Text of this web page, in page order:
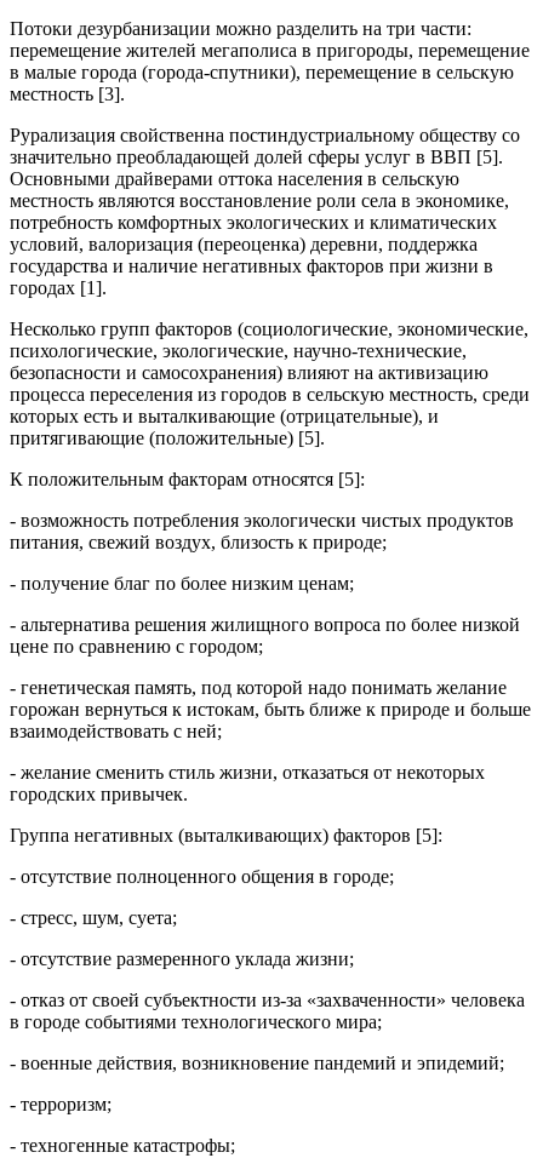
Потоки дезурбанизации можно разделить на три части:
перемещение жителей мегаполиса в пригороды, перемещение
в малые города (города-спутники), перемещение в сельскую
местность [3].
Рурализация свойственна постиндустриальному обществу со
значительно преобладающей долей сферы услуг в ВВП [5].
Основными драйверами оттока населения в сельскую
местность являются восстановление роли села в экономике,
потребность комфортных экологических и климатических
условий, валоризация (переоценка) деревни, поддержка
государства и наличие негативных факторов при жизни в
городах [1].
Несколько групп факторов (социологические, экономические,
психологические, экологические, научно-технические,
безопасности и самосохранения) влияют на активизацию
процесса переселения из городов в сельскую местность, среди
которых есть и выталкивающие (отрицательные), и
притягивающие (положительные) [5].
К положительным факторам относятся [5]:
- возможность потребления экологически чистых продуктов
питания, свежий воздух, близость к природе;
- получение благ по более низким ценам;
- альтернатива решения жилищного вопроса по более низкой
цене по сравнению с городом;
- генетическая память, под которой надо понимать желание
горожан вернуться к истокам, быть ближе к природе и больше
взаимодействовать с ней;
- желание сменить стиль жизни, отказаться от некоторых
городских привычек.
Группа негативных (выталкивающих) факторов [5]:
- отсутствие полноценного общения в городе;
- стресс, шум, суета;
- отсутствие размеренного уклада жизни;
- отказ от своей субъектности из-за «захваченности» человека
в городе событиями технологического мира;
- военные действия, возникновение пандемий и эпидемий;
- терроризм;
- техногенные катастрофы;